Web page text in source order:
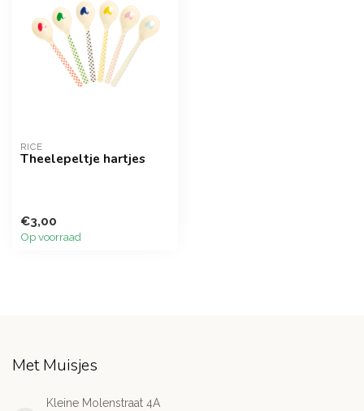
RICE
Theelepeltje hartjes
€3,00
Op voorraad
Met Muisjes
Kleine Molenstraat 4A